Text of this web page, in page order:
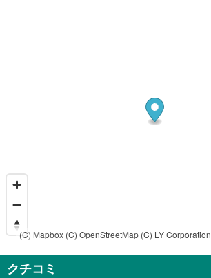
(C) Mapbox (C) OpenStreetMap (C) LY Corporation
クチコミ